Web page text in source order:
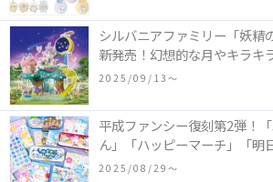
シルバニアファミリー「妖精
新発売！幻想的な月やキラキ
などの装飾がお城を彩る♡
2025/09/13〜
平成ファンシー復刻第2弾！
ん」「ハッピーマーチ」「明
どの「カンペンケース」や「
2025/08/29〜